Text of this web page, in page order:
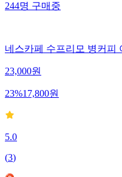
244명 구매중
네스카페 수프리모 병커피
23,000원
23%17,800원
5.0
(3)